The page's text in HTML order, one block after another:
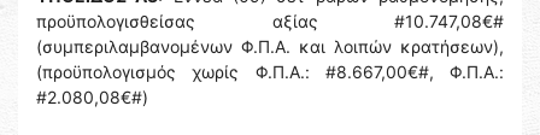
προϋπολογισθείσας αξίας #10.747,08€#
(συμπεριλαμβανομένων Φ.Π.Α. και λοιπών κρατήσεων),
(προϋπολογισμός χωρίς Φ.Π.Α.: #8.667,00€#, Φ.Π.Α.:
#2.080,08€#)